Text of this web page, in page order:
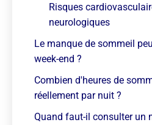
Risques
neurologiques
Le manque de sommeil
week-end ?
Combien d'heures de
réellement par nuit ?
Quand faut-il consulter un